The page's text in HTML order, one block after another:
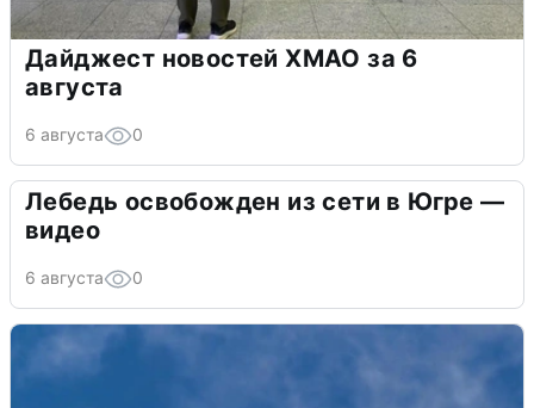
Дайджест новостей ХМАО за 6
августа
6 августа 0
Лебедь освобожден из сети в Югре —
видео
6 августа 0